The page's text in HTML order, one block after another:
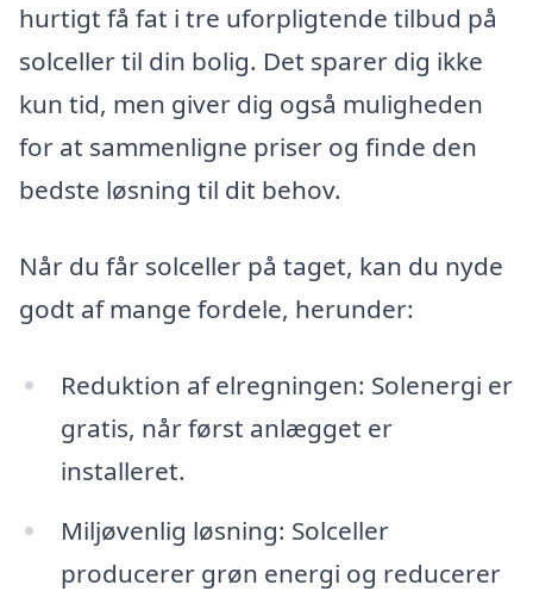
hurtigt få fat i tre uforpligtende tilbud på
solceller til din bolig. Det sparer dig ikke
kun tid, men giver dig også muligheden
for at sammenligne priser og finde den
bedste løsning til dit behov.
Når du får solceller på taget, kan du nyde
godt af mange fordele, herunder:
Reduktion af elregningen: Solenergi er
gratis, når først anlægget er
installeret.
Miljøvenlig løsning: Solceller
producerer grøn energi og reducerer